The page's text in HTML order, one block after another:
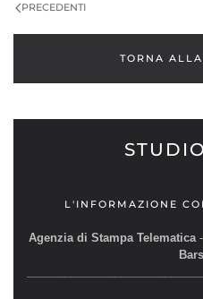
PRECEDENTI
TORNA
L'INFORMAZIONE
Agenzia di Stampa Telematica-